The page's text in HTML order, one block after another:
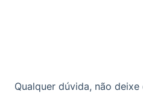
Qualquer dúvida, não